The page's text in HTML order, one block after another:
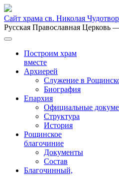
Сайт храма св. Николая
Русская Православная Церковь —
Построим храм
вместе
Архиерей
Служение в
Биография
Епархия
Официальные
Структура
История
Рощинское
благочиние
Документы
Состав
Благочинный,